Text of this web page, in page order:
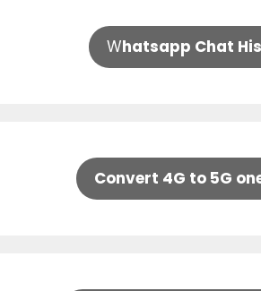
Whatsapp Chat
Convert 4G to 5G